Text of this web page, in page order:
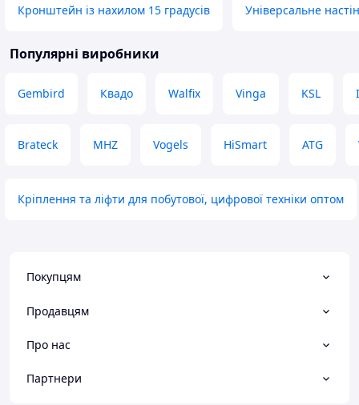
Кронштейн із нахилом 15 градусів Універсальне
Популярні виробники
Gembird Квадо Walfix Vinga KSL
Brateck MHZ Vogels HiSmart ATG
Кріплення та ліфти для побутової, цифрової техніки оптом
Покупцям
Продавцям
Про нас
Партнери